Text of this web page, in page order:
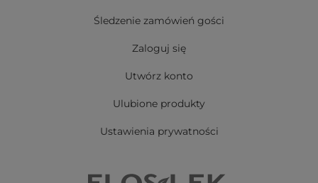
Śledzenie zamówień gości
Zaloguj się
Utwórz konto
Ulubione produkty
Ustawienia prywatności